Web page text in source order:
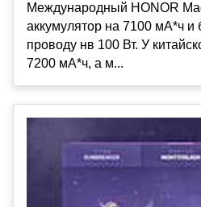
Международный HONOR
аккумулятор на 7100 мА*ч и
проводу нв 100 Вт. У
7200 мА*ч, а м...